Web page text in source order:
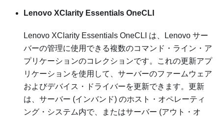
Lenovo XClarity Essentials OneCLI
Lenovo XClarity Essentials OneCLI は、Lenovo サー
バーの管理に使用できる複数のコマンド・ライン・ア
プリケーションのコレクションです。これの更新アプ
リケーションを使用して、サーバーのファームウェア
およびデバイス・ドライバーを更新できます。更新
は、サーバー (インバンド) のホスト・オペレーティ
ング・システム内で、またはサーバー (アウト・オ